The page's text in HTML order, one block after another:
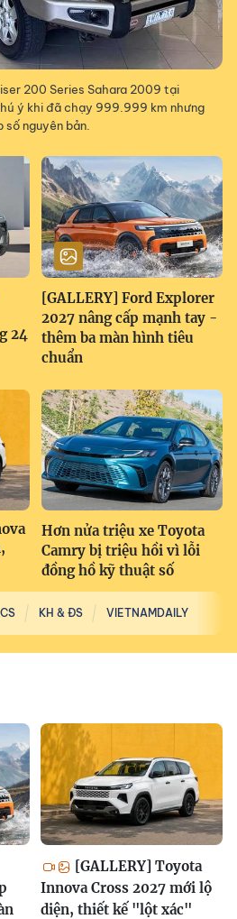
200 Series Sahara 2009 tại
ý khi đã chạy 999.999 km nhưng
số nguyên bản.
24
[GALLERY] Ford Explorer
2027 nâng cấp mạnh tay -
thêm ba màn hình tiêu
chuẩn
Hơn nửa triệu xe Toyota
Camry bị triệu hồi vì lỗi
đồng hồ kỹ thuật số
KH & ĐS VIETNAMDAILY
[GALLERY] Toyota
Innova Cross 2027 mới lộ
diện, thiết kế "lột xác"